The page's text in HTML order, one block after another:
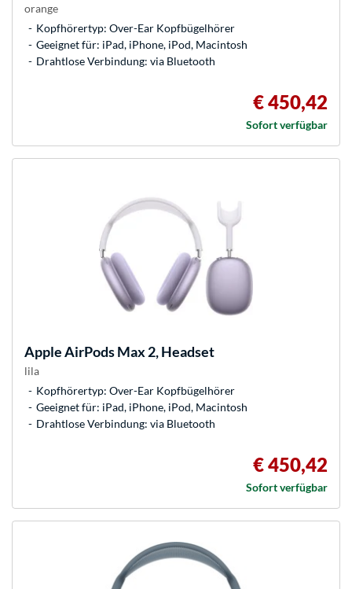
orange
Kopfhörertyp: Over-Ear Kopfbügelhörer
Geeignet für: iPad, iPhone, iPod, Macintosh
Drahtlose Verbindung: via Bluetooth
€ 450,42
Sofort verfügbar
AppleAirPods Max 2, Headset
lila
Kopfhörertyp: Over-Ear Kopfbügelhörer
Geeignet für: iPad, iPhone, iPod, Macintosh
Drahtlose Verbindung: via Bluetooth
€ 450,42
Sofort verfügbar